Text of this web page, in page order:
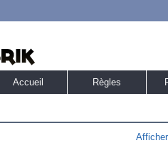
Accueil Règles